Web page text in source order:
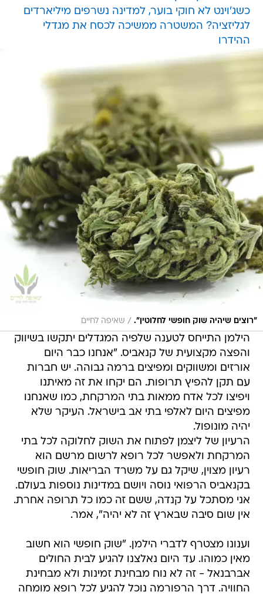
כשג'וינט לא חוקי בוער, למדינה נשרפים מיליארדים
לגליזציה? המשטרה ממשיכה לכסח את מגדלי
ההידרו
"רוצים שיהיה שוק חופשי לחלוטין". / שאיפה לחיים
הילמן התייחס לטענה שלפיה המגדלים יתקשו בשיווק
והפצה מקצועית של קנאביס. "אנחנו כבר היום
אורזים ומשווקים ומפיצים ברמה גבוהה. יש חברות
עם תקן להפיץ תרופות. הם יקחו את זה מאיתנו
ויפיצו לכל אדח ממאות בתי המרקחת, כמו שאנחנו
מפיצים היום לאלפי בתי אב בישראל. העיקר שלא
יהיה מונופול.
הרעיון של ליצמן לפתוח את השוק לחלוקה לכל בתי
המרקחת ולאפשר לכל רופא לרשום מרשם הוא
רעיון מצוין, שיקל גם על משרד הבריאות. שוק חופשי
בקנאביס הרפואי נוסה ויושם במדינות נוספות בעולם.
אני מסתכל על קנדה, ששם זה כמו כל תרופה אחרת.
אין שום סיבה שבארץ זה לא יהיה", אמר.
וענונו מצטרף לדברי הילמן. "שוק חופשי הוא חשוב
מאין כמוהו. עד היום נאלצנו להגיע לבית החולים
אברבנאל - זה לא נוח מבחינת זמינות ולא מבחינת
החוויה. דרך הרפורמה נוכל להגיע לכל רופא מומחה